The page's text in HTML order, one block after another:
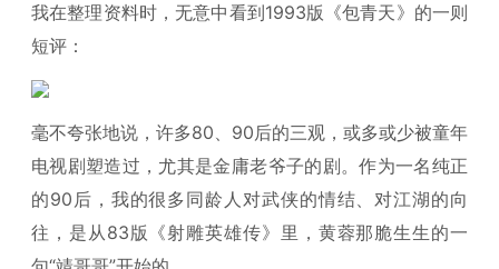
我在整理资料时，无意中看到1993版《包青天》的一则
短评：
毫不夸张地说，许多80、90后的三观，或多或少被童年
电视剧塑造过，尤其是金庸老爷子的剧。作为一名纯正
的90后，我的很多同龄人对武侠的情结、对江湖的向
往，是从83版《射雕英雄传》里，黄蓉那脆生生的一